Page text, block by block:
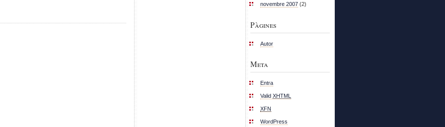
novembre 2007 (2)
Pàgines
Autor
Meta
Entra
Valid XHTML
XFN
WordPress